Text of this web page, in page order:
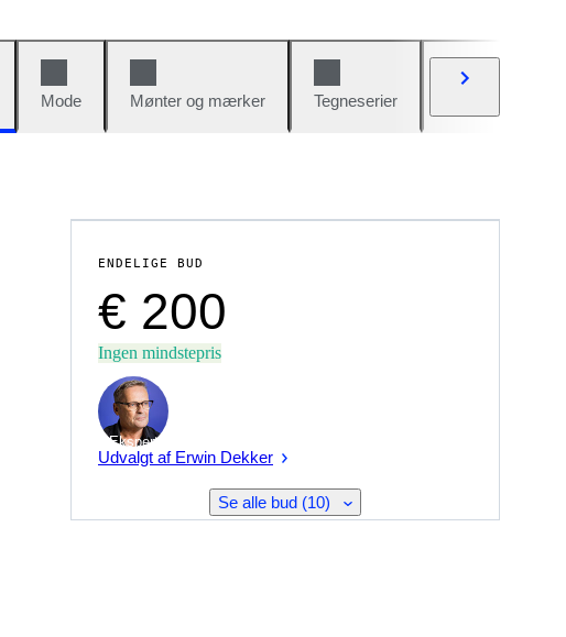
Mode Mønter og mærker Tegneserier
ENDELIGE BUD
€ 200
Ingen mindstepris
Ekspert
Udvalgt af Erwin Dekker
Se alle bud (10)